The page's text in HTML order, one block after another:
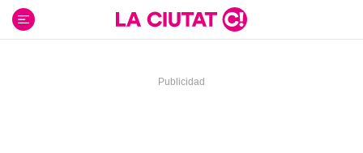
contenido